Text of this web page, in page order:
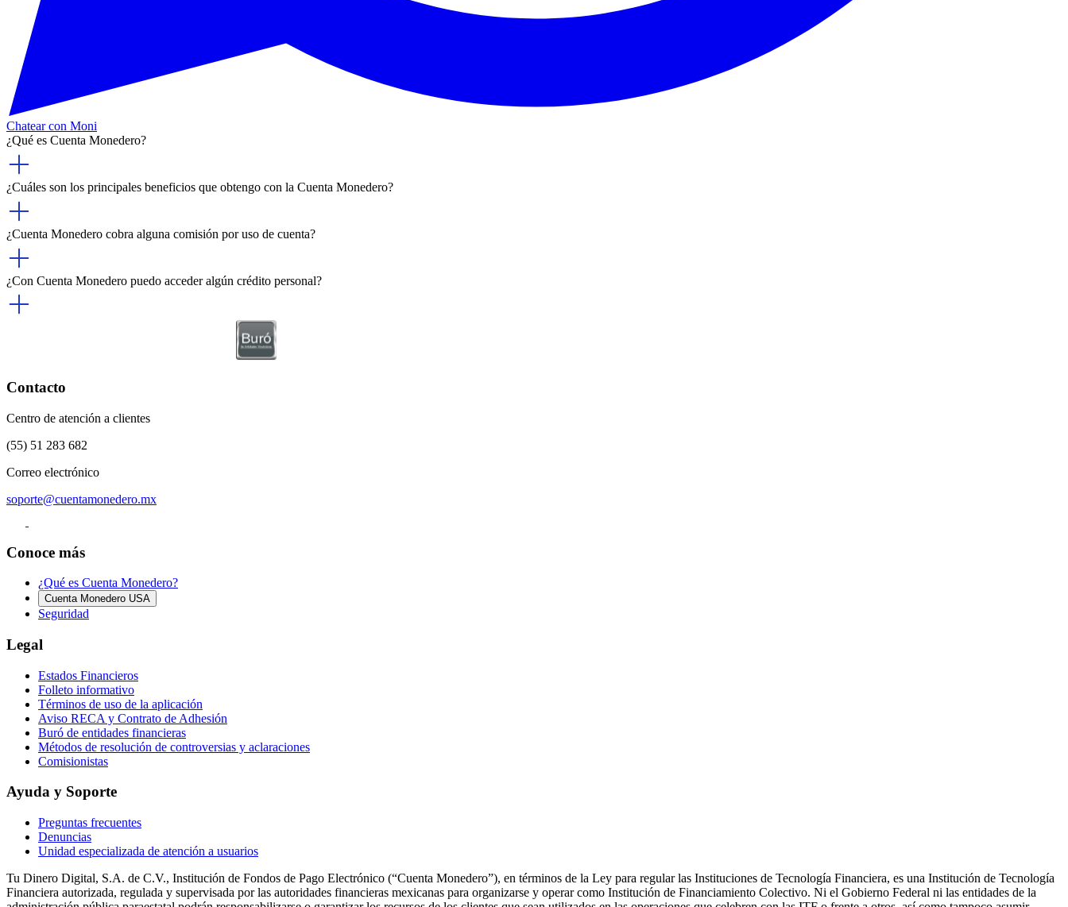
Chatear con Moni
¿Qué es Cuenta Monedero?
¿Cuáles son los principales beneficios que obtengo con la Cuenta Monedero?
¿Cuenta Monedero cobra alguna comisión por uso de cuenta?
¿Con Cuenta Monedero puedo acceder algún crédito personal?
Contacto
Centro de atención a clientes
(55) 51 283 682
Correo electrónico
soporte@cuentamonedero.mx
Conoce más
¿Qué es Cuenta Monedero?
Cuenta Monedero USA
Seguridad
Legal
Estados Financieros
Folleto informativo
Términos de uso de la aplicación
Aviso RECA y Contrato de Adhesión
Buró de entidades financieras
Métodos de resolución de controversias y aclaraciones
Comisionistas
Ayuda y Soporte
Preguntas frecuentes
Denuncias
Unidad especializada de atención a usuarios
Tu Dinero Digital, S.A. de C.V., Institución de Fondos de Pago Electrónico (“Cuenta Monedero”), en términos de la Ley para regular las Instituciones de Tecnología Financiera, es una Institución de Tecnología
Financiera autorizada, regulada y supervisada por las autoridades financieras mexicanas para organizarse y operar como Institución de Financiamiento Colectivo. Ni el Gobierno Federal ni las entidades de la